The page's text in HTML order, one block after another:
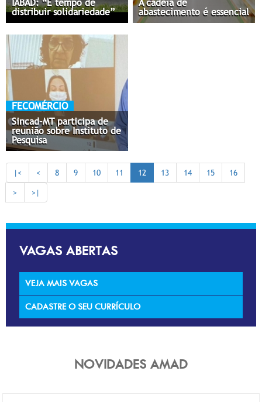
IABAD: “É tempo de
distribuir solidariedade”
A cadeia de
abastecimento é essencial
FECOMÉRCIO
Sincad-MT participa de
reunião sobre Instituto de
Pesquisa
|< < 8 9 10 11 12 13 14 15 16
> >|
VAGAS ABERTAS
VEJA MAIS VAGAS
CADASTRE O SEU CURRÍCULO
NOVIDADES AMAD